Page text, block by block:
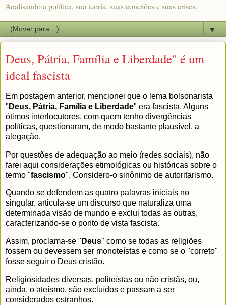
Analisando a política, sua teoria, suas conexões e suas crises.
▼
Deus, Pátria, Família e Liberdade" é um
ideal fascista
Em postagem anterior, mencionei que o lema bolsonarista
" Deus, Pátria, Família e Liberdade" era fascista. Alguns
ótimos interlocutores, com quem tenho divergências
políticas, questionaram, de modo bastante plausível, a
alegação.
Por questões de adequação ao meio (redes sociais), não
farei aqui considerações etimológicas ou históricas sobre o
termo "fascismo". Considero-o sinônimo de autoritarismo.
Quando se defendem as quatro palavras iniciais no
singular, articula-se um discurso que naturaliza uma
determinada visão de mundo e exclui todas as outras,
caracterizando-se o ponto de vista fascista.
Assim, proclama-se " Deus" como se todas as religiões
fossem ou devessem ser monoteístas e como se o "correto"
fosse seguir o Deus cristão.
Religiosidades diversas, politeístas ou não cristãs, ou,
ainda, o ateísmo, são excluídos e passam a ser
considerados estranhos.